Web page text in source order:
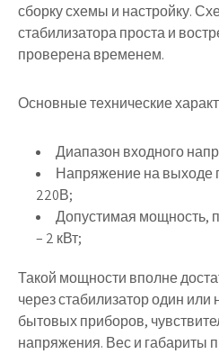
сборку схемы и настройку.
стабилизатора проста и
проверена временем.
Основные технические
Диапазон входного
Напряжение на выходе
220В;
Допустимая мощность,
– 2 кВт;
Такой мощности вполне
через стабилизатор один или
бытовых приборов,
напряжения. Вес и габариты